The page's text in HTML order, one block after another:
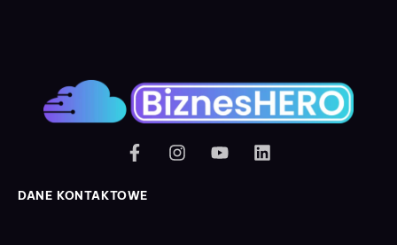
DANE KONTAKTOWE